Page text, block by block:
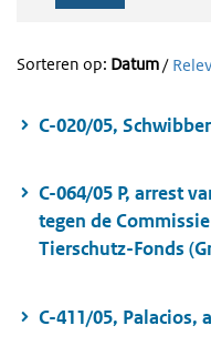
Sorteren op: Datum/
C-020/05,
C-064/05 P, arrest
tegen de
Tierschutz-Fonds
C-411/05, Palacios,